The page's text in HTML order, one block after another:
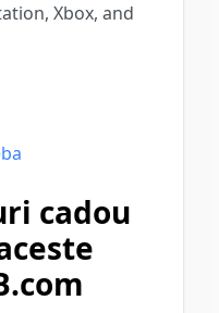
Xbox, and
cadou